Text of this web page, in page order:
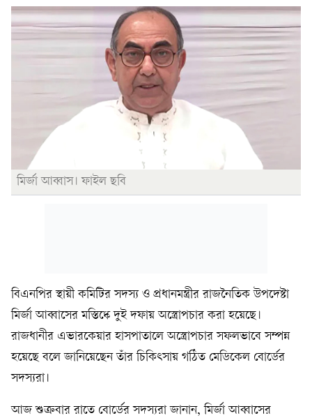
মির্জা আব্বাস। ফাইল ছবি
বিএনপির স্থায়ী কমিটির সদস্য ও প্রধানমন্ত্রীর রাজনৈতিক উপদেষ্টা
মির্জা আব্বাসের মস্তিষ্কে দুই দফায় অস্ত্রোপচার করা হয়েছে।
রাজধানীর এভারকেয়ার হাসপাতালে অস্ত্রোপচার সফলভাবে সম্পন্ন
হয়েছে বলে জানিয়েছেন তাঁর চিকিৎসায় গঠিত মেডিকেল বোর্ডের
সদস্যরা।
আজ শুক্রবার রাতে বোর্ডের সদস্যরা জানান, মির্জা আব্বাসের